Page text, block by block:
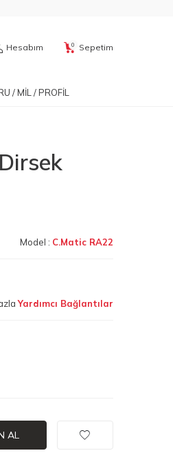
Hesabım 0 Sepetim
/ MIL / PROFIL
Model : C.Matic RA22
Yardımcı Bağlantılar
AL